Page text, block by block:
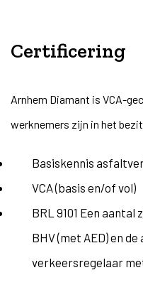
Certificering
Arnhem Diamant is VCA-
werknemers zijn in het
Basiskennis
VCA (basis en/of vol)
BRL 9101 Een
BHV (met AED) en
verkeersregelaar